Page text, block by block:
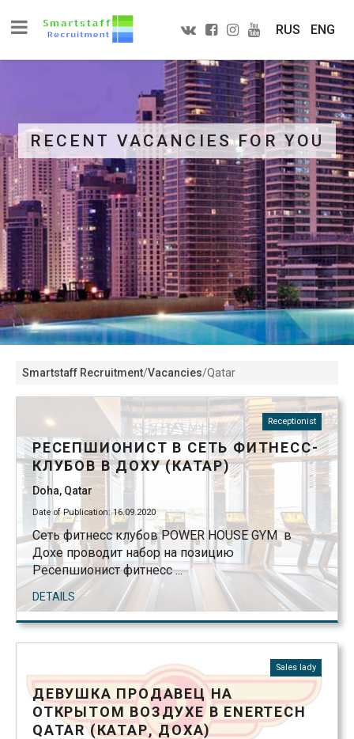
RUS ENG
RECENT VACANCIES FOR YOU
Smartstaff Recruitment/Vacancies/Qatar
Receptionist
РЕСЕПШИОНИСТ В СЕТЬ ФИТНЕСС-
КЛУБОВ В ДОХУ (КАТАР)
Doha, Qatar
Date of Publication: 16.09.2020
Сеть фитнесс клубов POWER HOUSE GYM в
Дохе проводит набор на позицию
Ресепшионист фитнесс ...
DETAILS
Sales lady
ДЕВУШКА ПРОДАВЕЦ НА
ОТКРЫТОМ ВОЗДУХЕ В ENERTECH
QATAR (КАТАР, ДОХА)